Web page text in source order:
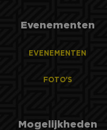
Evenementen
EVENEMENTEN
FOTO'S
Mogelijkheden